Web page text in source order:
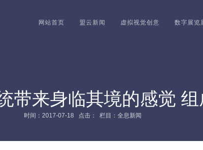
网站首页 盟云新闻 虚拟视觉创意 数字展览
带来身临其境的感觉
时间：2017-07-18 点击： 栏目：全息新闻